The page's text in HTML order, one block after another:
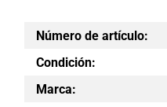
Número de artículo:
Condición:
Marca: